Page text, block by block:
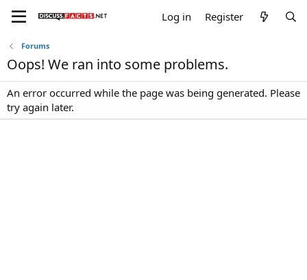
Log in Register
Forums
Oops! We ran into some problems.
An error occurred while the page was being generated. Please
try again later.